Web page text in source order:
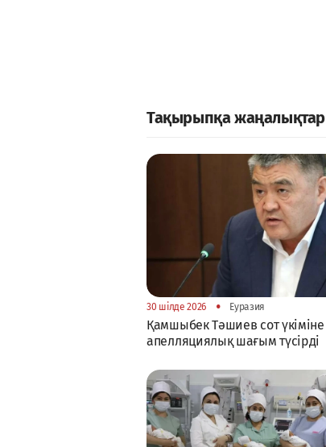
Тақырыпқа жаңалықтар
30 шілде 2026 • Еуразия
Қамшыбек Тәшиев сот үкіміне
апелляциялық шағым түсірді